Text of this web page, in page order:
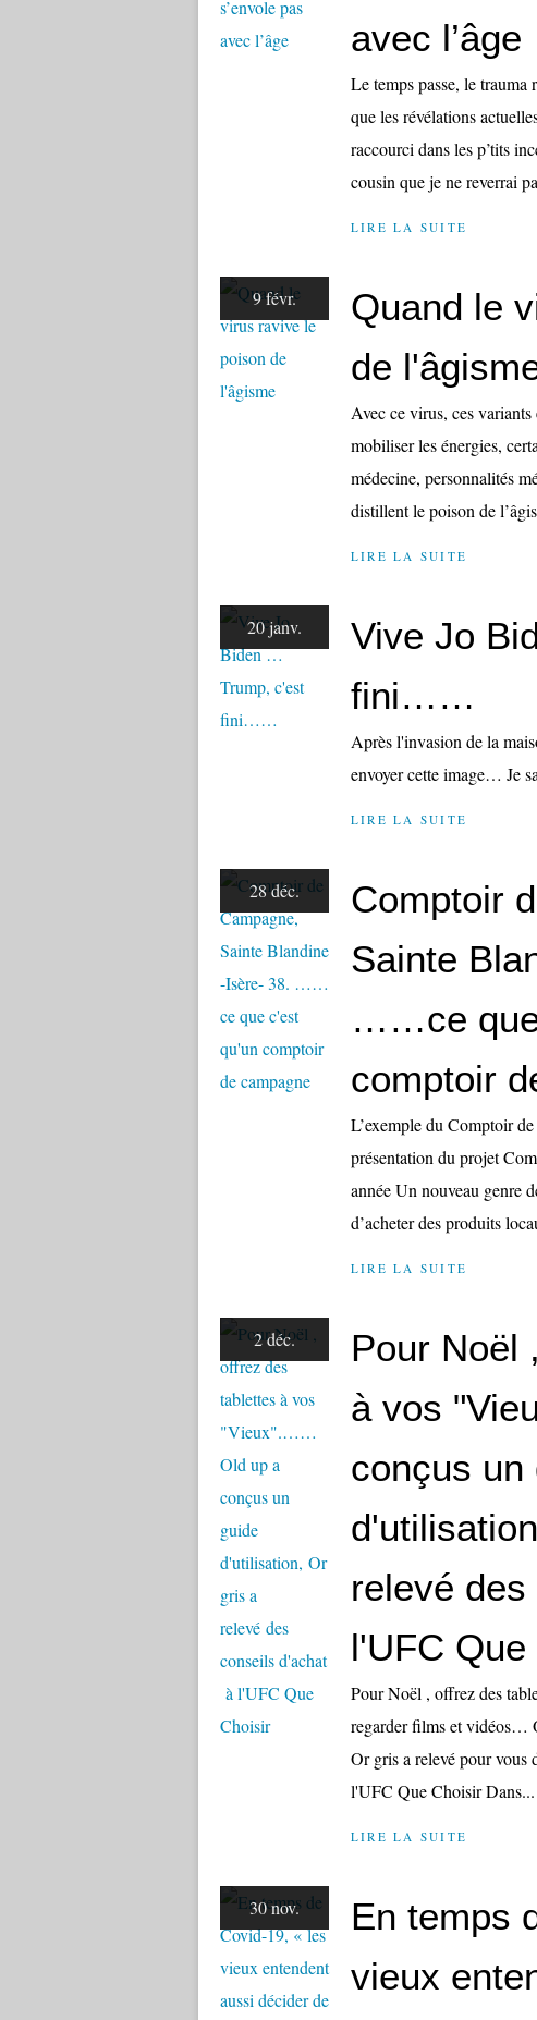
avec l’âge
Le temps passe, le
que les révélations
raccourci dans les p’tits
cousin que je ne reverrai
LIRE LA SUITE
9 févr.
Quand le
de
Avec ce virus, ces
mobiliser les énergies,
médecine, personnalités
distillent le poison de
LIRE LA SUITE
20 janv.
Vive Jo
fini……
Après l'invasion de la
envoyer cette image… Je
LIRE LA SUITE
28 déc.
Comptoir
Sainte
……ce que
comptoir
L’exemple du Comptoir
présentation du projet
année Un nouveau genre
d’acheter des produits
LIRE LA SUITE
2 déc.
Pour Noël
à vos
conçus un
relevé
l'UFC
Pour Noël , offrez des
regarder films et vidéos…
Or gris a relevé pour vous
l'UFC Que Choisir Dans...
LIRE LA SUITE
30 nov.
En temps
vieux